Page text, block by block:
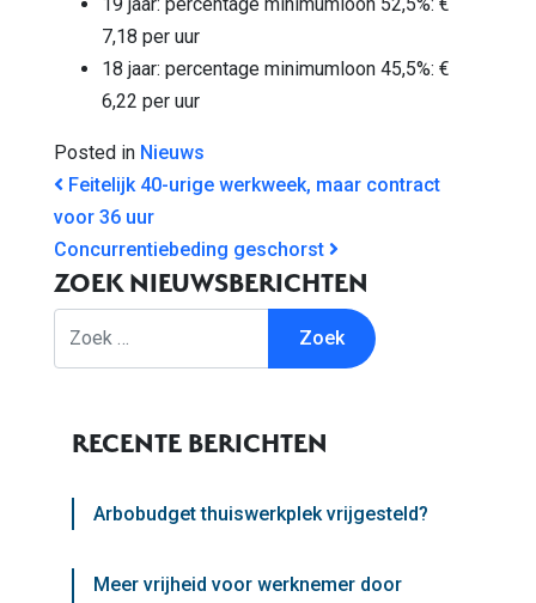
7,18 per uur
18 jaar: percentage minimumloon 45,5%: €
6,22 per uur
Posted in Nieuws
BERICHT NAVIGATIE
Feitelijk 40-urige werkweek, maar contract
voor 36 uur
Concurrentiebeding geschorst
ZOEK NIEUWSBERICHTEN
RECENTE BERICHTEN
Arbobudget thuiswerkplek vrijgesteld?
Meer vrijheid voor werknemer door